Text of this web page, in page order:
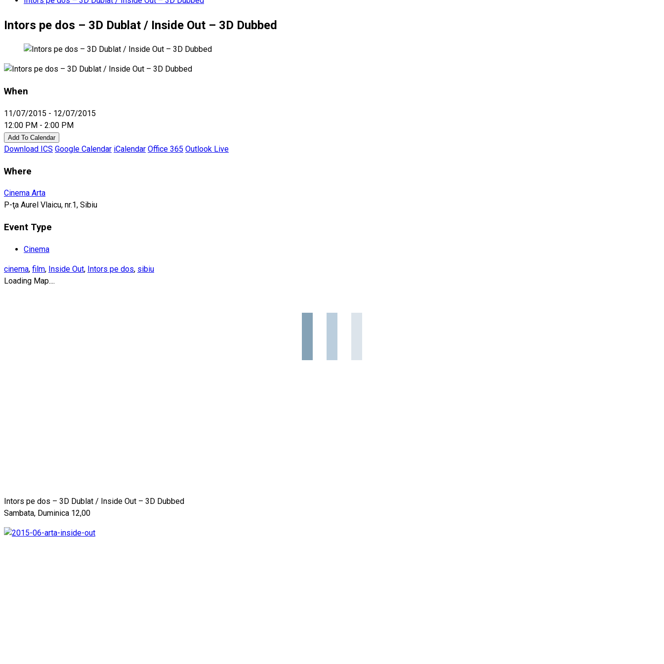
Intors pe dos – 3D Dublat / Inside Out – 3D Dubbed
When
11/07/2015 - 12/07/2015
12:00 PM - 2:00 PM
Add To Calendar
Download ICS Google Calendar iCalendar Office 365 Outlook Live
Where
Cinema Arta
P-ţa Aurel Vlaicu, nr.1, Sibiu
Event Type
Cinema
cinema, film, Inside Out, Intors pe dos, sibiu
Loading Map....
Intors pe dos – 3D Dublat / Inside Out – 3D Dubbed
Sambata, Duminica 12,00